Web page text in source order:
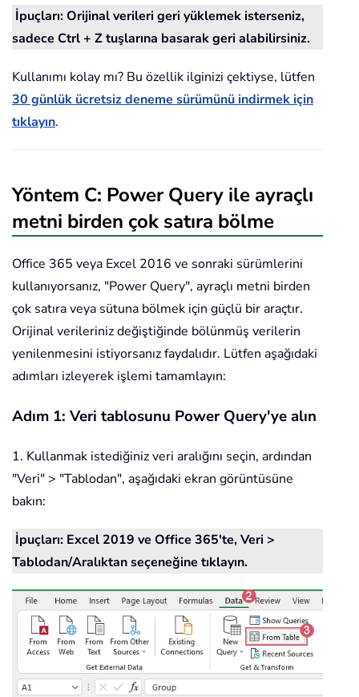
İpuçları: Orijinal verileri geri yüklemek isterseniz,
sadece Ctrl + Z tuşlarına basarak geri alabilirsiniz.
Kullanımı kolay mı? Bu özellik ilginizi çektiyse, lütfen
30 günlük ücretsiz deneme sürümünü indirmek için
tıklayın.
Yöntem C: Power Query ile ayraçlı
metni birden çok satıra bölme
Office 365 veya Excel 2016 ve sonraki sürümlerini
kullanıyorsanız, "Power Query", ayraçlı metni birden
çok satıra veya sütuna bölmek için güçlü bir araçtır.
Orijinal verileriniz değiştiğinde bölünmüş verilerin
yenilenmesini istiyorsanız faydalıdır. Lütfen aşağıdaki
adımları izleyerek işlemi tamamlayın:
Adım 1: Veri tablosunu Power Query'ye alın
1. Kullanmak istediğiniz veri aralığını seçin, ardından
"Veri" > "Tablodan", aşağıdaki ekran görüntüsüne
bakın:
İpuçları: Excel 2019 ve Office 365'te, Veri >
Tablodan/Aralıktan seçeneğine tıklayın.